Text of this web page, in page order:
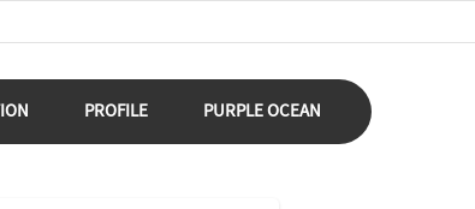
PROFILE PURPLE OCEAN